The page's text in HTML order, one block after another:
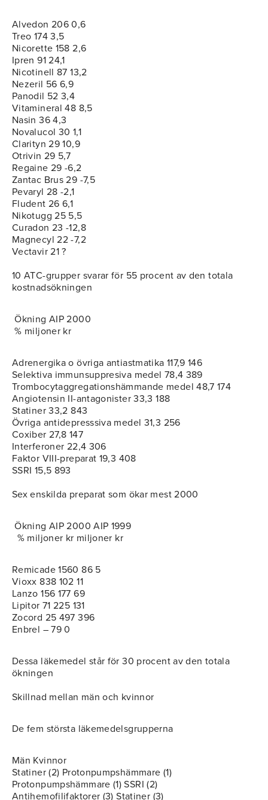
Alvedon 206 0,6
Treo 174 3,5
Nicorette 158 2,6
Ipren 91 24,1
Nicotinell 87 13,2
Nezeril 56 6,9
Panodil 52 3,4
Vitamineral 48 8,5
Nasin 36 4,3
Novalucol 30 1,1
Clarityn 29 10,9
Otrivin 29 5,7
Regaine 29 -6,2
Zantac Brus 29 -7,5
Pevaryl 28 -2,1
Fludent 26 6,1
Nikotugg 25 5,5
Curadon 23 -12,8
Magnecyl 22 -7,2
Vectavir 21 ?
10 ATC-grupper svarar för 55 procent av den totala
kostnadsökningen
Ökning AIP 2000
% miljoner kr
Adrenergika o övriga antiastmatika 117,9 146
Selektiva immunsuppresiva medel 78,4 389
Trombocytaggregationshämmande medel 48,7 174
Angiotensin II-antagonister 33,3 188
Statiner 33,2 843
Övriga antidepresssiva medel 31,3 256
Coxiber 27,8 147
Interferoner 22,4 306
Faktor VIII-preparat 19,3 408
SSRI 15,5 893
Sex enskilda preparat som ökar mest 2000
Ökning AIP 2000 AIP 1999
% miljoner kr miljoner kr
Remicade 1560 86 5
Vioxx 838 102 11
Lanzo 156 177 69
Lipitor 71 225 131
Zocord 25 497 396
Enbrel – 79 0
Dessa läkemedel står för 30 procent av den totala
ökningen
Skillnad mellan män och kvinnor
De fem största läkemedelsgrupperna
Män Kvinnor
Statiner (2) Protonpumpshämmare (1)
Protonpumpshämmare (1) SSRI (2)
Antihemofilifaktorer (3) Statiner (3)